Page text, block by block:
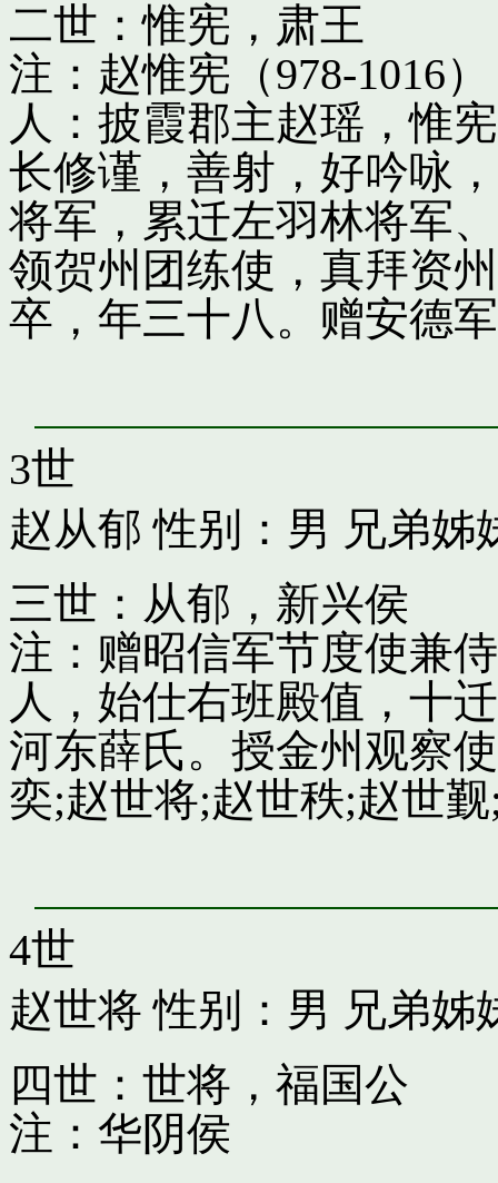
二世：惟宪，肃王
注：赵惟宪（978-1016
人：披霞郡主赵瑶，惟
长修谨，善射，好吟咏
将军，累迁左羽林将军
领贺州团练使，真拜资
卒，年三十八。赠安德
3世
赵从郁 性别：男 兄弟姊
三世：从郁，新兴侯
注：赠昭信军节度使兼
人，始仕右班殿值，十
河东薛氏。授金州观察
奕;赵世将;赵世秩;赵世
4世
赵世将 性别：男 兄弟姊
四世：世将，福国公
注：华阴侯